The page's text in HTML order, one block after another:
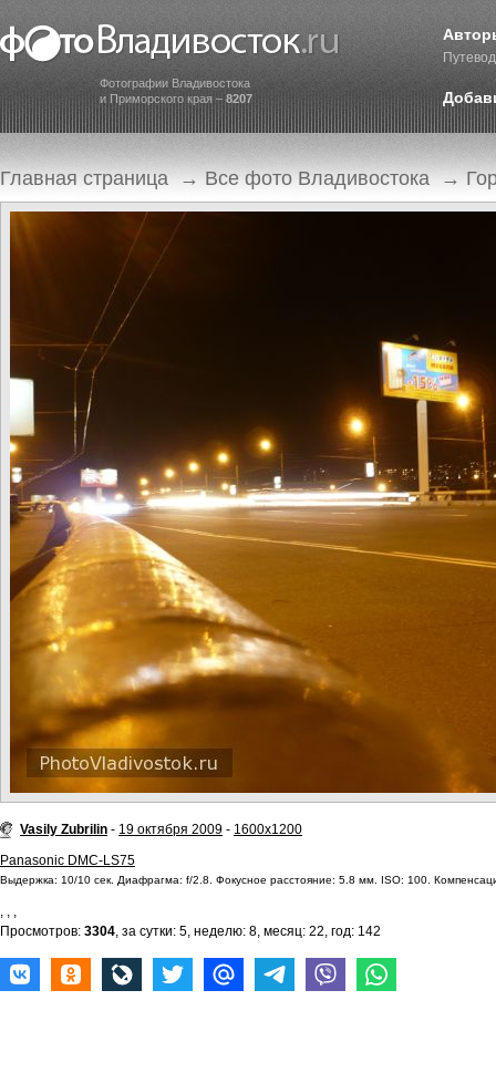
Фотографии Владивостока
и Приморского края – 8207
Главная страница → Все фото Владивостока →
Vasily Zubrilin - 19 октября 2009 - 1600x1200
Panasonic DMC-LS75
Выдержка: 10/10 сек. Диафрагма: f/2.8. Фокусное расстояние: 5.8 мм. ISO: 100.
, , ,
Просмотров: 3304, за сутки: 5, неделю: 8, месяц: 22, год: 142